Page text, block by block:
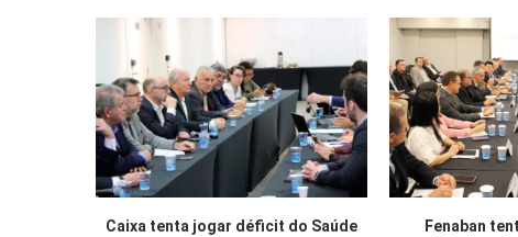
Caixa tenta jogar déficit do Saúde
Fenaban